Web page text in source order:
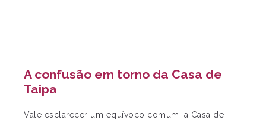
A confusão em torno da Casa de
Taipa
Vale esclarecer um equívoco comum, a Casa de